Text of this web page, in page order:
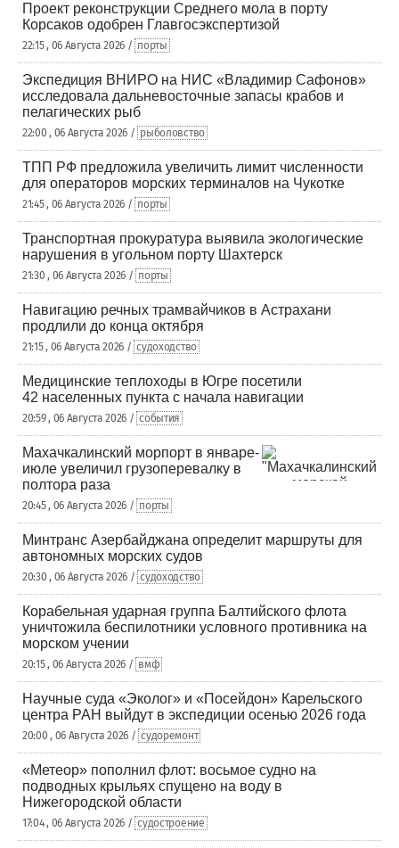
Проект реконструкции Среднего мола в порту
Корсаков одобрен Главгосэкспертизой
22:15 , 06 Августа 2026 / порты
Экспедиция ВНИРО на НИС «Владимир Сафонов»
исследовала дальневосточные запасы крабов и
пелагических рыб
22:00 , 06 Августа 2026 / рыболовство
ТПП РФ предложила увеличить лимит численности
для операторов морских терминалов на Чукотке
21:45 , 06 Августа 2026 / порты
Транспортная прокуратура выявила экологические
нарушения в угольном порту Шахтерск
21:30 , 06 Августа 2026 / порты
Навигацию речных трамвайчиков в Астрахани
продлили до конца октября
21:15 , 06 Августа 2026 / судоходство
Медицинские теплоходы в Югре посетили
42 населенных пункта с начала навигации
20:59 , 06 Августа 2026 / события
Махачкалинский морпорт в январе-
июле увеличил грузоперевалку в
полтора раза
20:45 , 06 Августа 2026 / порты
Минтранс Азербайджана определит маршруты для
автономных морских судов
20:30 , 06 Августа 2026 / судоходство
Корабельная ударная группа Балтийского флота
уничтожила беспилотники условного противника на
морском учении
20:15 , 06 Августа 2026 / вмф
Научные суда «Эколог» и «Посейдон» Карельского
центра РАН выйдут в экспедиции осенью 2026 года
20:00 , 06 Августа 2026 / судоремонт
«Метеор» пополнил флот: восьмое судно на
подводных крыльях спущено на воду в
Нижегородской области
17:04 , 06 Августа 2026 / судостроение